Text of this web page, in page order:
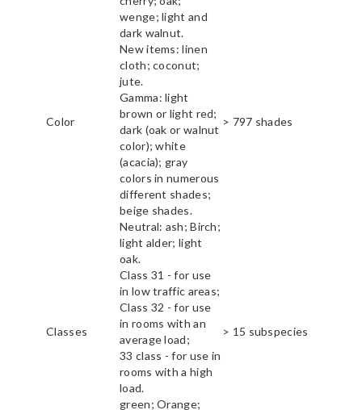
Color
wenge; light and
dark walnut.
New items: linen
cloth; coconut;
jute.
Gamma: light
brown or light red;
dark (oak or walnut
color); white
(acacia); gray
colors in numerous
different shades;
beige shades.
Neutral: ash; Birch;
light alder; light
oak.
> 797 shades
Classes
Class 31 - for use
in low traffic areas;
Class 32 - for use
in rooms with an
average load;
33 class - for use in
rooms with a high
load.
> 15 subspecies
green; Orange;